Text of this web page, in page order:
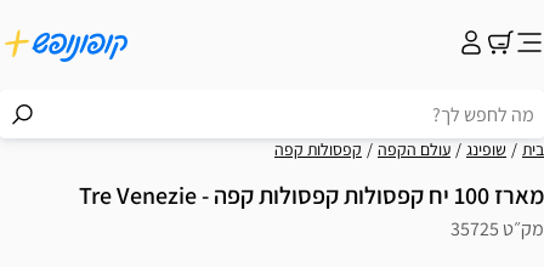
בית שופינג עולם הקפה קפסולות קפה
מארז 100 יח קפסולות קפסולות קפה - Tre Venezie
מק״ט 35725